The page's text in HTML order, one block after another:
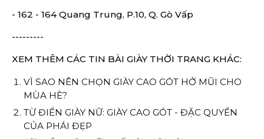
- 162 - 164 Quang Trung, P.10, Q. Gò Vấp
---------
XEM THÊM CÁC TIN BÀI GIÀY THỜI TRANG KHÁC:
VÌ SAO NÊN CHỌN GIÀY CAO GÓT HỞ MŨI CHO
MÙA HÈ?
TỪ ĐIỂN GIÀY NỮ: GIÀY CAO GÓT - ĐẶC QUYỀN
CỦA PHÁI ĐẸP